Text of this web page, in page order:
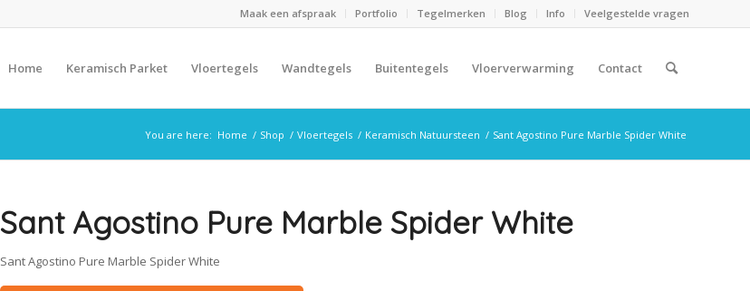
Maak een afspraak Portfolio Tegelmerken Blog Info Veelgestelde vragen
Home Keramisch Parket Vloertegels Wandtegels Buitentegels Vloerverwarming Contact
You are here: Home / Shop / Vloertegels / Keramisch Natuursteen / Sant Agostino Pure Marble Spider White
Sant Agostino Pure Marble Spider White
Sant Agostino Pure Marble Spider White